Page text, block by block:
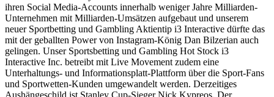
ihren Social Media-Accounts innerhalb weniger Jahre Milliarden-
Unternehmen mit Milliarden-Umsätzen aufgebaut und unserem
neuer Sportbetting und Gambling Aktientip i3 Interactive dürfte das
mit der geballten Power von Instagram-König Dan Bilzerian auch
gelingen. Unser Sportsbetting und Gambling Hot Stock i3
Interactive Inc. betreibt mit Live Movement zudem eine
Unterhaltungs- und Informationsplatt-Plattform über die Sport-Fans
und Sportwetten-Kunden umgewandelt werden. Derzeitiges
Aushängeschild ist Stanley Cup-Sieger Nick Kypreos. Der